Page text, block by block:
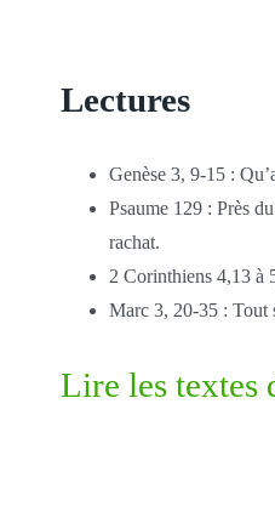
Lectures
Genèse 3, 9-15 :
Psaume 129 : Près
rachat.
2 Corinthiens 4,13 à
Marc 3, 20-35 : Tout
Lire les textes